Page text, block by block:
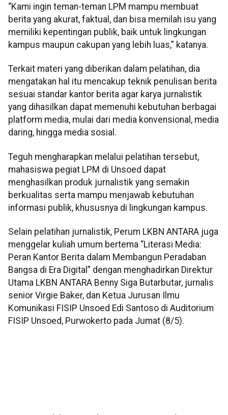
“Kami ingin teman-teman LPM mampu membuat
berita yang akurat, faktual, dan bisa memilah isu yang
memiliki kepentingan publik, baik untuk lingkungan
kampus maupun cakupan yang lebih luas,” katanya.
Terkait materi yang diberikan dalam pelatihan, dia
mengatakan hal itu mencakup teknik penulisan berita
sesuai standar kantor berita agar karya jurnalistik
yang dihasilkan dapat memenuhi kebutuhan berbagai
platform media, mulai dari media konvensional, media
daring, hingga media sosial.
Teguh mengharapkan melalui pelatihan tersebut,
mahasiswa pegiat LPM di Unsoed dapat
menghasilkan produk jurnalistik yang semakin
berkualitas serta mampu menjawab kebutuhan
informasi publik, khususnya di lingkungan kampus.
Selain pelatihan jurnalistik, Perum LKBN ANTARA juga
menggelar kuliah umum bertema “Literasi Media:
Peran Kantor Berita dalam Membangun Peradaban
Bangsa di Era Digital” dengan menghadirkan Direktur
Utama LKBN ANTARA Benny Siga Butarbutar, jurnalis
senior Virgie Baker, dan Ketua Jurusan Ilmu
Komunikasi FISIP Unsoed Edi Santoso di Auditorium
FISIP Unsoed, Purwokerto pada Jumat (8/5).